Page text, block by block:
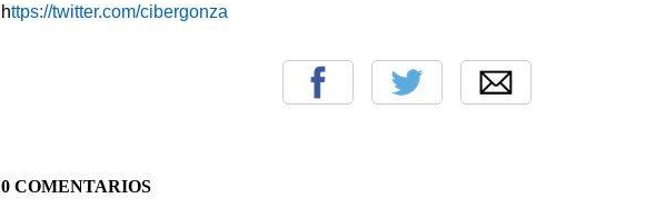
https://twitter.com/cibergonza
0 COMENTARIOS